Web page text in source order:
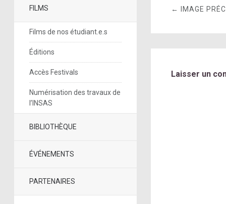
FILMS
Films de nos étudiant.e.s
Éditions
Accès Festivals
Numérisation des travaux de
l’INSAS
BIBLIOTHÈQUE
ÉVÉNEMENTS
PARTENAIRES
← IMAGE
Laisser un